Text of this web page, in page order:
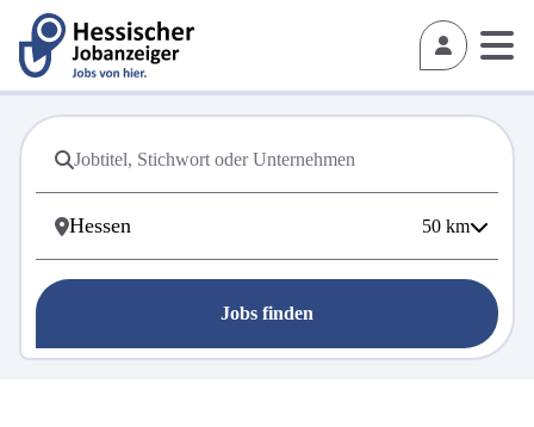
50 km
Jobs finden